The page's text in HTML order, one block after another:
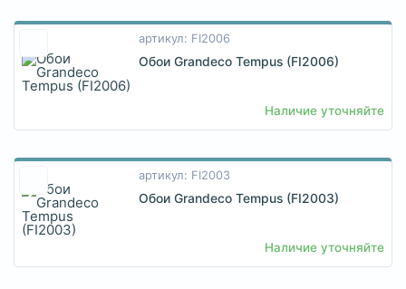
артикул: FI2006
Обои Grandeco Tempus (FI2006)
Наличие уточняйте
артикул: FI2003
Обои Grandeco Tempus (FI2003)
Наличие уточняйте